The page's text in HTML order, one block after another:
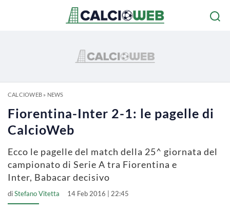
CALCIOWEB» NEWS
Fiorentina-Inter 2-1: le pagelle di
CalcioWeb
Ecco le pagelle del match della 25^ giornata del
campionato di Serie A tra Fiorentina e
Inter, Babacar decisivo
diStefano Vitetta 14 Feb 2016 | 22:45